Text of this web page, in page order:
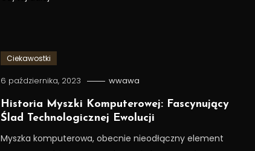
Ciekawostki
6 października, 2023 wwawa
Historia Myszki Komputerowej: Fascynujący
Ślad Technologicznej Ewolucji
Myszka komputerowa, obecnie nieodłączny element